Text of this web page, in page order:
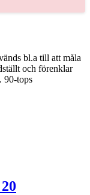
bl.a till att måla
och förenklar
90-tops